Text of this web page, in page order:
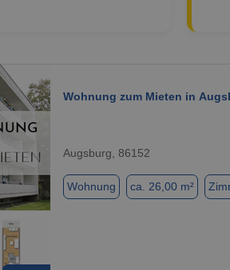
Wohnung zum Mieten in
Augsburg, 86152
Wohnung ca. 26,00 m²